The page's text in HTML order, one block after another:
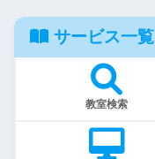
サービス一覧
教室検索